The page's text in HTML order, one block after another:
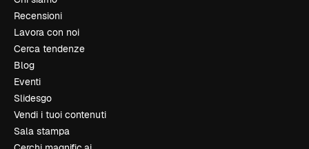
Recensioni
Lavora con noi
Cerca tendenze
Blog
Eventi
Slidesgo
Vendi i tuoi contenuti
Sala stampa